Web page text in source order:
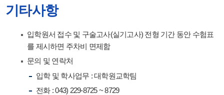
기타사항
입학원서 접수 및 구술고사(실기고사) 전형 기간 동안 수험표
를 제시하면 주차비 면제함
문의 및 연락처
입학 및 학사업무 : 대학원교학팀
전화 : 043) 229-8725 ~ 8729